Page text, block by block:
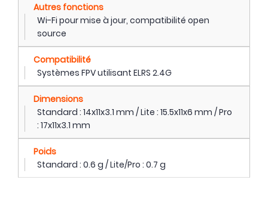
Autres fonctions
Wi-Fi pour mise à jour, compatibilité open
source
Compatibilité
Systèmes FPV utilisant ELRS 2.4G
Dimensions
Standard : 14x11x3.1 mm / Lite : 15.5x11x6 mm / Pro
: 17x11x3.1 mm
Poids
Standard : 0.6 g / Lite/Pro : 0.7 g